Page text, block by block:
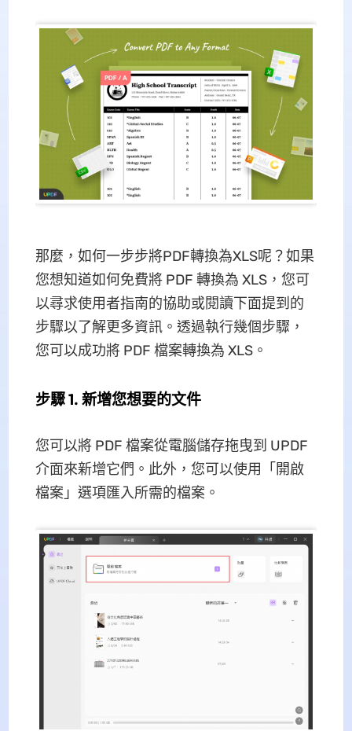
那麼，如何一步步將PDF轉換為XLS呢？如果
您想知道如何免費將 PDF 轉換為 XLS，您可
以尋求使用者指南的協助或閱讀下面提到的
步驟以了解更多資訊。透過執行幾個步驟，
您可以成功將 PDF 檔案轉換為 XLS。
步驟 1. 新增您想要的文件
您可以將 PDF 檔案從電腦儲存拖曳到 UPDF
介面來新增它們。此外，您可以使用「開啟
檔案」選項匯入所需的檔案。